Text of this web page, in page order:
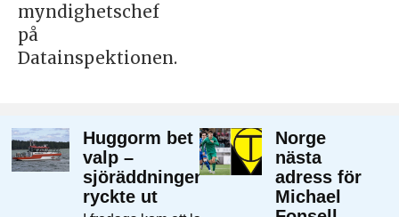
myndighetschef
på
Datainspektionen.